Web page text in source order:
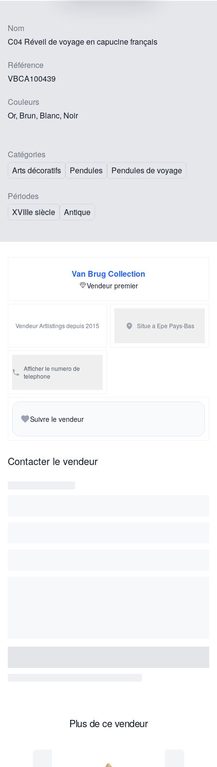
Nom
C04 Réveil de voyage en capucine français
Référence
VBCA100439
Couleurs
Or, Brun, Blanc, Noir
Catégories
Arts décoratifs
Pendules Pendules de voyage
Périodes
XVIIIe siècle
Antique
Van Brug Collection
Vendeur premier
Vendeur Artlistings depuis 2015 Situe a Epe Pays-Bas
Afficher le numero de
telephone
Suivre le vendeur
Contacter le vendeur
Plus de ce vendeur